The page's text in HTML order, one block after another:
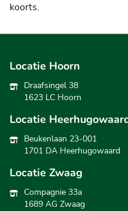
koorts.
Locatie Hoorn
Draafsingel 38
1623 LC Hoorn
Locatie
Beukenlaan 23-001
1701 DA Heerhugowaard
Locatie Zwaag
Compagnie 33a
1689 AG Zwaag